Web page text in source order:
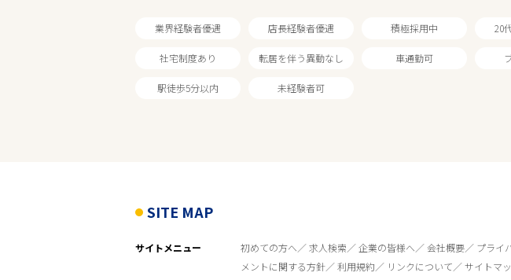
フリーワード
業界経験者優遇 店長経験者優遇 積極採用中 20
社宅制度あり 転居を伴う異動なし 車通勤可
駅徒歩5分以内 未経験者可
SITE MAP
サイトメニュー 初めての方へ 求人検索 企業の皆様へ 会社概要 プライ
メントに関する方針
利用規約 リンクについて サイトマ